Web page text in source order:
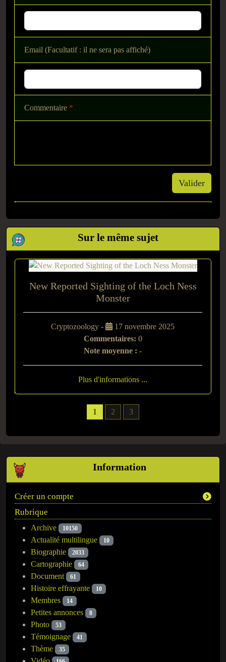
Information
Créer un compte
Rubrique
Archive 10150
Actualité multilingue 10
Biographie 2033
Cartographie 64
Document 61
Histoire effrayante 10
Membres 14
Petites annonces 8
Photo 53
Témoignage 41
Thème 35
Email (Facultatif : il ne sera pas affiché)
Commentaire *
Valider
Sur le même sujet
1 2 3
New Reported Sighting of the Loch Ness
Monster
Cryptozoology -
17 novembre 2025
Commentaires: 0
Note moyenne : -
Plus d'informations ...